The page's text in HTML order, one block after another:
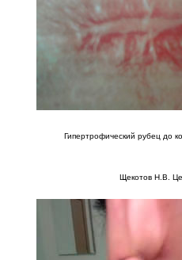
Гипертрофический рубец до
Щекотов Н.В.